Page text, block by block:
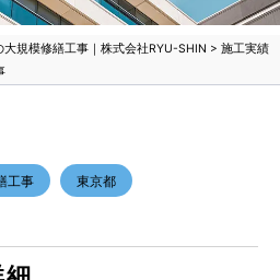
規模修繕工事｜株式会社RYU-SHIN > 施工実績
工事 東京都